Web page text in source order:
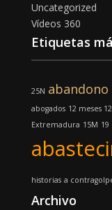
Uncategorized
Vídeos 360
Etiquetas
25N abandono
abogados 12 meses
Extremadura 15M
historias a
Archivo